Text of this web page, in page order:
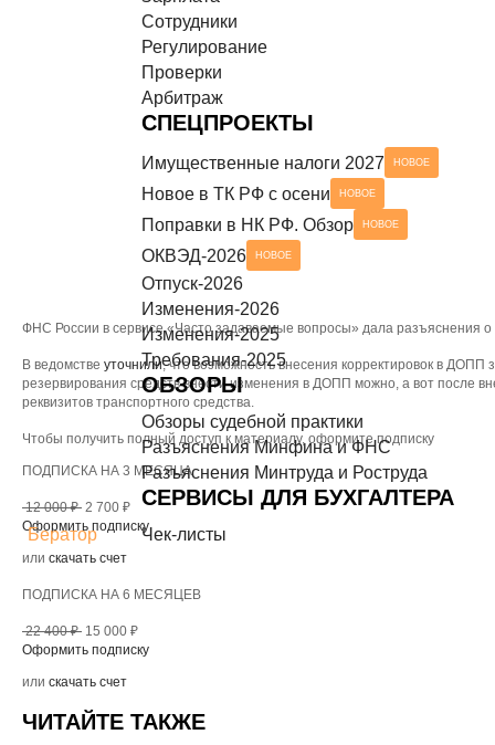
Разъяснения Минтруда и Роструда
СЕРВИСЫ ДЛЯ БУХГАЛТЕРА
Бератор
Сотрудники
Регулирование
Проверки
Арбитраж
СПЕЦПРОЕКТЫ
Имущественные налоги 2027 НОВОЕ
Новое в ТК РФ с осени НОВОЕ
Поправки в НК РФ. Обзор НОВОЕ
ОКВЭД-2026 НОВОЕ
Отпуск-2026
Изменения-2026
Изменения-2025
Требования-2025
ОБЗОРЫ
Обзоры судебной практики
Разъяснения Минфина и ФНС
Разъяснения Минтруда и Роструда
СЕРВИСЫ ДЛЯ БУХГАЛТЕРА
Чек-листы
ФНС России в сервисе «Часто задаваемые вопросы» дала разъяснения
В ведомстве уточнили, что возможность внесения корректировок в ДОПП
резервирования средств внести изменения в ДОПП можно, а вот после
реквизитов транспортного средства.
Чтобы получить полный доступ к материалу, оформите подписку
ПОДПИСКА НА 3 МЕСЯЦА
12 000 ₽ 2 700 ₽
Оформить подписку
или скачать счет
ПОДПИСКА НА 6 МЕСЯЦЕВ
22 400 ₽ 15 000 ₽
Оформить подписку
или скачать счет
ЧИТАЙТЕ ТАКЖЕ